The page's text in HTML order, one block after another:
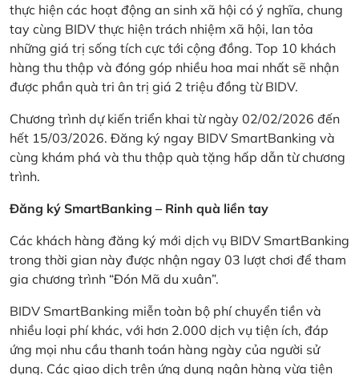
thực hiện các hoạt động an sinh xã hội có ý nghĩa, chung
tay cùng BIDV thực hiện trách nhiệm xã hội, lan tỏa
những giá trị sống tích cực tới cộng đồng. Top 10 khách
hàng thu thập và đóng góp nhiều hoa mai nhất sẽ nhận
được phần quà tri ân trị giá 2 triệu đồng từ BIDV.
Chương trình dự kiến triển khai từ ngày 02/02/2026 đến
hết 15/03/2026. Đăng ký ngay BIDV SmartBanking và
cùng khám phá và thu thập quà tặng hấp dẫn từ chương
trình.
Đăng ký SmartBanking – Rinh quà liền tay
Các khách hàng đăng ký mới dịch vụ BIDV SmartBanking
trong thời gian này được nhận ngay 03 lượt chơi để tham
gia chương trình “Đón Mã du xuân”.
BIDV SmartBanking miễn toàn bộ phí chuyển tiền và
nhiều loại phí khác, với hơn 2.000 dịch vụ tiện ích, đáp
ứng mọi nhu cầu thanh toán hàng ngày của người sử
dụng. Các giao dịch trên ứng dụng ngân hàng vừa tiện